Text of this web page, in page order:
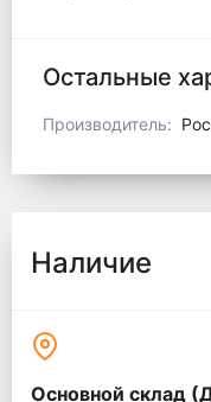
Остальные
Производитель:
Наличие
Основной склад